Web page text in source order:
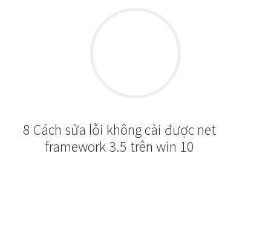
8 Cách sửa lỗi không cài được net
framework 3.5 trên win 10